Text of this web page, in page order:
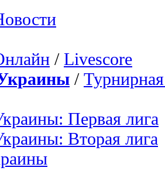
/ Livescore
/
Первая лига
Вторая лига